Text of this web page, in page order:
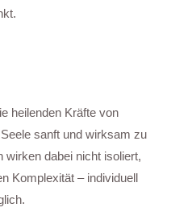
heilenden Kräfte von
sanft und wirksam zu
wirken dabei nicht isoliert,
Komplexität – individuell